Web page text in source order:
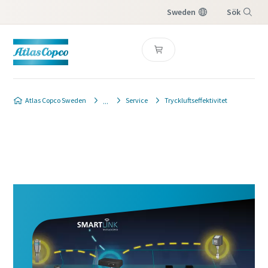
Sweden Sök
Atlas Copco Sweden Service Tryckluftseffektivitet